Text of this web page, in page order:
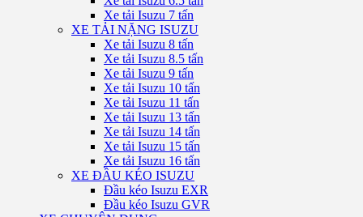
Xe tải Isuzu 7 tấn
XE TẢI NẶNG ISUZU
Xe tải Isuzu 8 tấn
Xe tải Isuzu 8.5 tấn
Xe tải Isuzu 9 tấn
Xe tải Isuzu 10 tấn
Xe tải Isuzu 11 tấn
Xe tải Isuzu 13 tấn
Xe tải Isuzu 14 tấn
Xe tải Isuzu 15 tấn
Xe tải Isuzu 16 tấn
XE ĐẦU KÉO ISUZU
Đầu kéo Isuzu EXR
Đầu kéo Isuzu GVR